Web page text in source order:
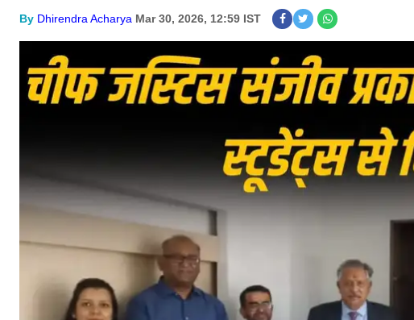
By Dhirendra Acharya Mar 30, 2026, 12:59 IST